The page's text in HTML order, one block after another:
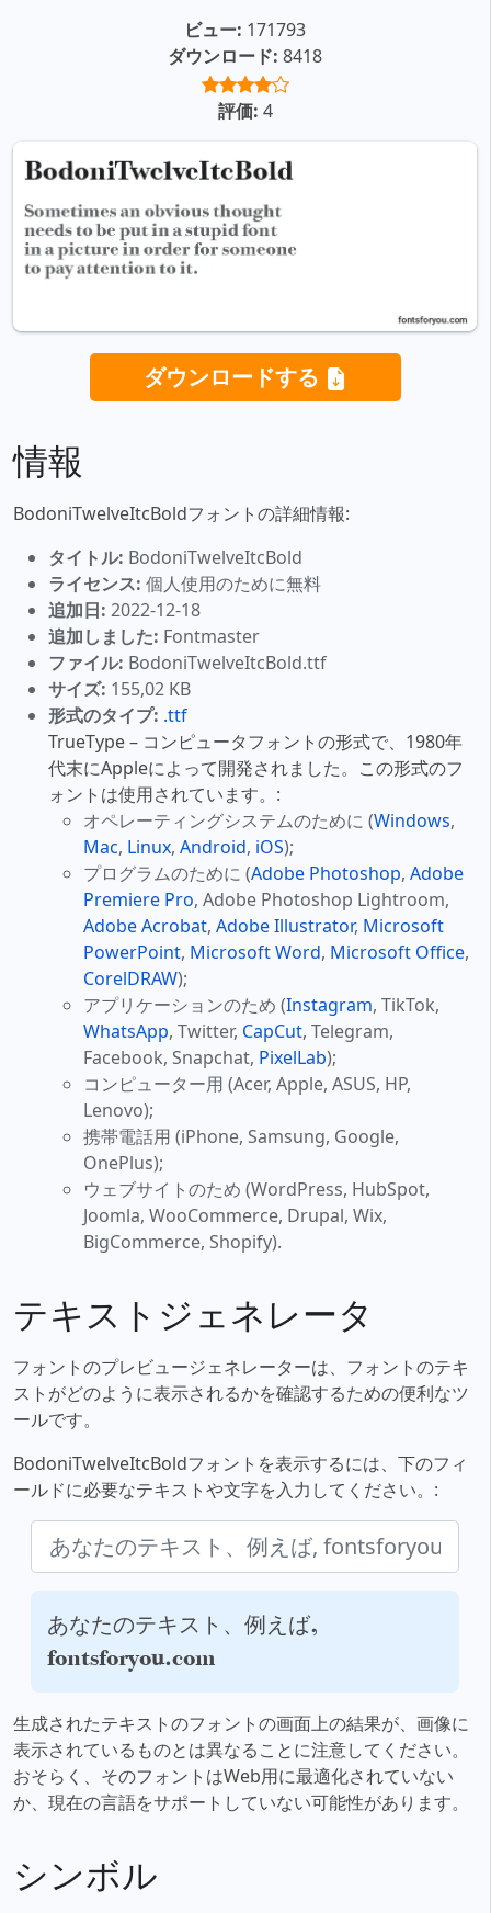
ビュー: 171793
ダウンロード: 8418
評価: 4
ダウンロードする
情報
BodoniTwelveItcBoldフォントの詳細情報:
タイトル: BodoniTwelveItcBold
ライセンス: 個人使用のために無料
追加日: 2022-12-18
追加しました: Fontmaster
ファイル: BodoniTwelveItcBold.ttf
サイズ: 155,02 KB
形式のタイプ: .ttf
TrueType – コンピュータフォントの形式で、1980年
代末にAppleによって開発されました。この形式のフ
ォントは使用されています。:
オペレーティングシステムのために (Windows,
Mac, Linux, Android, iOS);
プログラムのために (Adobe Photoshop, Adobe
Premiere Pro, Adobe Photoshop Lightroom,
Adobe Acrobat, Adobe Illustrator, Microsoft
PowerPoint, Microsoft Word, Microsoft Office,
CorelDRAW);
アプリケーションのため (Instagram, TikTok,
WhatsApp, Twitter, CapCut, Telegram,
Facebook, Snapchat, PixelLab);
コンピューター用 (Acer, Apple, ASUS, HP,
Lenovo);
携帯電話用 (iPhone, Samsung, Google,
OnePlus);
ウェブサイトのため (WordPress, HubSpot,
Joomla, WooCommerce, Drupal, Wix,
BigCommerce, Shopify).
テキストジェネレータ
フォントのプレビュージェネレーターは、フォントのテキ
ストがどのように表示されるかを確認するための便利なツ
ールです。
BodoniTwelveItcBoldフォントを表示するには、下のフィ
ールドに必要なテキストや文字を入力してください。:
あなたのテキスト、例えば,
fontsforyou.com
生成されたテキストのフォントの画面上の結果が、画像に
表示されているものとは異なることに注意してください。
おそらく、そのフォントはWeb用に最適化されていない
か、現在の言語をサポートしていない可能性があります。
シンボル